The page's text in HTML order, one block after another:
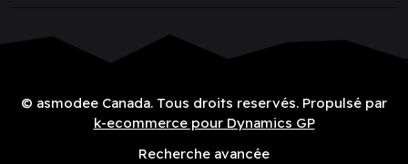
© asmodee Canada. Tous droits reservés. Propulsé par
k-ecommerce pour Dynamics GP
Recherche avancée